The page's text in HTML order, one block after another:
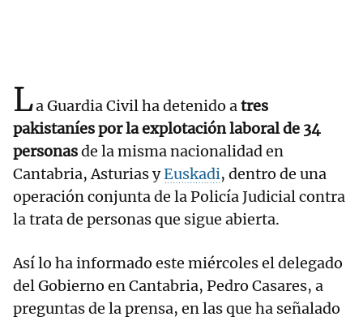
La Guardia Civil ha detenido atres
pakistaníes por la explotación laboral de 34
personasde la misma nacionalidad en
Cantabria, Asturias yEuskadi, dentro de una
operación conjunta de la Policía Judicial contra
la trata de personas que sigue abierta.
Así lo ha informado este miércoles el delegado
del Gobierno en Cantabria, Pedro Casares, a
preguntas de la prensa, en las que ha señalado